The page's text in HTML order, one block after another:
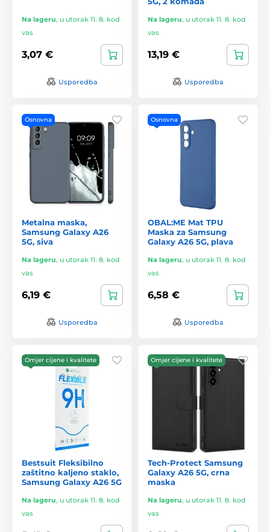
Na lageru, u utorak 11. 8. kod
vas
3,07 €
Usporedba
Na lageru, u utorak 11. 8. kod
vas
13,19 €
Usporedba
Osnovna
Metalna maska,
Samsung Galaxy A26
5G, siva
Na lageru, u utorak 11. 8. kod
vas
6,19 €
Usporedba
Osnovna
OBAL:ME Mat TPU
Maska za Samsung
Galaxy A26 5G, plava
Na lageru, u utorak 11. 8. kod
vas
6,58 €
Usporedba
Omjer cijene i kvalitete
Bestsuit Fleksibilno
zaštitno kaljeno staklo,
Samsung Galaxy A26 5G
Na lageru, u utorak 11. 8. kod
vas
Omjer cijene i kvalitete
Tech-Protect Samsung
Galaxy A26 5G, crna
maska
Na lageru, u utorak 11. 8. kod
vas